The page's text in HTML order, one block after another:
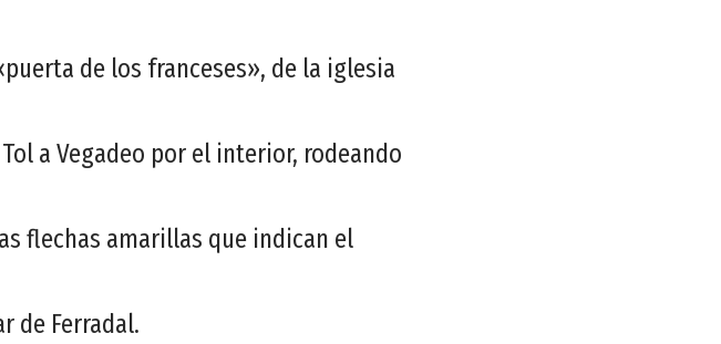
de los franceses», de la iglesia
a Vegadeo por el interior, rodeando
flechas amarillas que indican el
de Ferradal.